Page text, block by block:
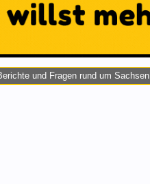
und Fragen rund um Sachsen